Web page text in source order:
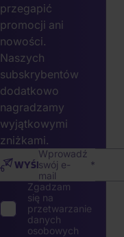
przegapić
promocji ani
nowości.
Naszych
subskrybentów
dodatkowo
nagradzamy
wyjątkowymi
zniżkami.
Wprowadź
swój e-
mail
WYŚLIJ
Zgadzam
się na
przetwarzanie
danych
osobowych